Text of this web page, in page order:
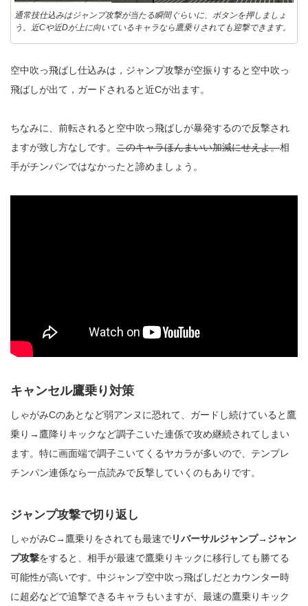
通常技仕込みはジャンプ攻撃が当たる瞬間ぐらいに、ボタンを押しましょ
う。近Cや近Dが上に向いているキャラなら鷹乗りされても迎撃できます。
空中吹っ飛ばし仕込みは，ジャンプ攻撃が空振りすると空中吹っ
飛ばしが出て，ガードされると近Cが出ます。
ちなみに、前転されると空中吹っ飛ばしが暴発するので反撃され
ますが致し方なしです。 このキャラほんまいい加減にせえよ。相
手がチンパンではなかったと諦めましょう。
キャンセル鷹乗り対策
しゃがみCのあとなど弱アンヌに恐れて、ガードし続けていると鷹
乗り→鷹降りキックなど調子こいた連係で攻め継続されてしまい
ます。特に画面端で調子こいてくるヤカラが多いので、テンプレ
チンパン連係なら一点読みで反撃していくのもありです。
ジャンプ攻撃で切り返し
しゃがみC→鷹乗りをされても最速でリバーサルジャンプ→ジャン
プ攻撃をすると、相手が最速で鷹乗りキックに移行しても勝てる
可能性が高いです。中ジャンプ空中吹っ飛ばしだとカウンター時
に超必などで追撃できるキャラもいますが、最速の鷹乗りキック